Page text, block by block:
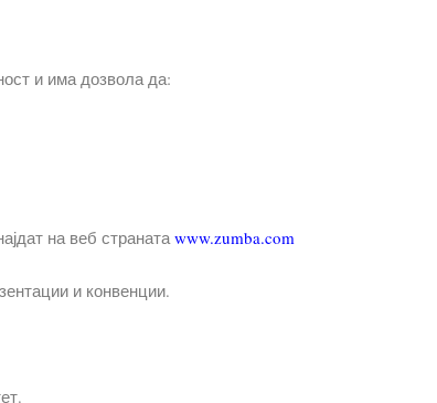
и има дозвола да:
на веб страната www.zumba.com
и конвенции.